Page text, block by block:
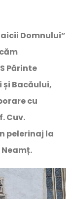
Domnului”
Părinte
Bacăului,
cu
Cuv.
pelerinaj la